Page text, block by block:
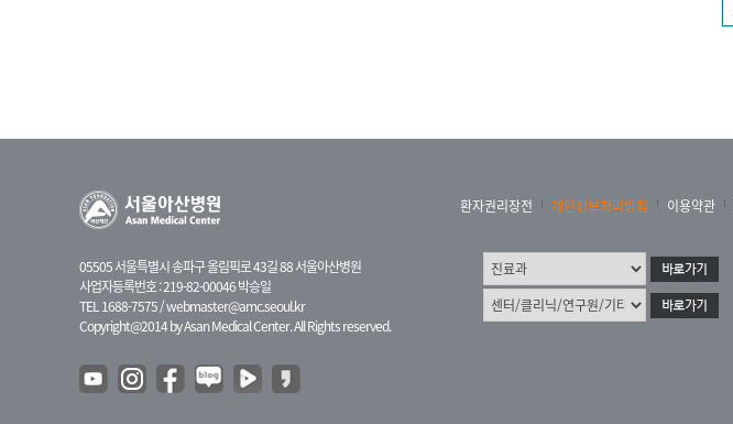
05505 서울특별시 송파구 올림픽로 43길 88 서울아산병원
사업자등록번호 : 219-82-00046 박승일
TEL 1688-7575 /webmaster@amc.seoul.kr
Copyright@2014 by Asan Medical Center. All Rights reserved.
환자권리장전 개인정보처리방침 이용약관